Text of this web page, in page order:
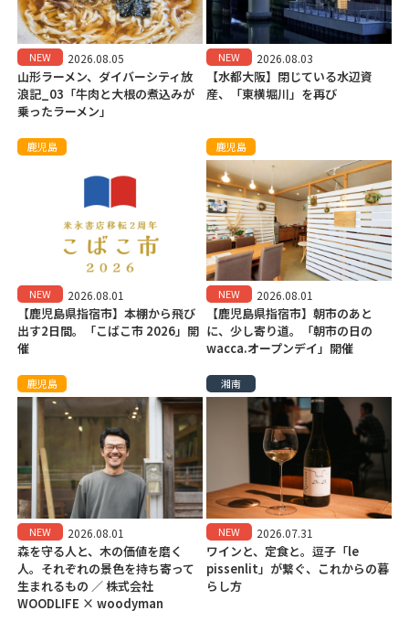
NEW 2026.08.05
山形ラーメン、ダイバーシティ放
浪記_03「牛肉と大根の煮込みが
乗ったラーメン」
NEW 2026.08.03
【水都大阪】閉じている水辺資
産、「東横堀川」を再び
鹿児島
NEW 2026.08.01
【鹿児島県指宿市】本棚から飛び
出す2日間。「こばこ市 2026」開
催
鹿児島
NEW 2026.08.01
【鹿児島県指宿市】朝市のあと
に、少し寄り道。「朝市の日の
wacca.オープンデイ」開催
鹿児島
NEW 2026.08.01
森を守る人と、木の価値を磨く
人。それぞれの景色を持ち寄って
生まれるもの ／ 株式会社
WOODLIFE × woodyman
湘南
NEW 2026.07.31
ワインと、定食と。逗子「le
pissenlit」が繋ぐ、これからの暮
らし方